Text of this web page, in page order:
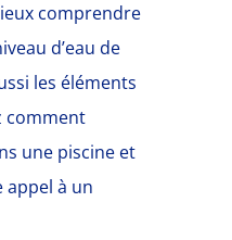
comprendre
d’eau de
les éléments
comment
une piscine et
appel à un